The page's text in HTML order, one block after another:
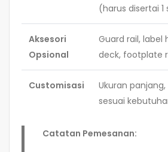
(harus disertai
Aksesori
Opsional
Guard rail, label
deck, footplate
Customisasi
Ukuran
sesuai
Catatan Pemesanan: